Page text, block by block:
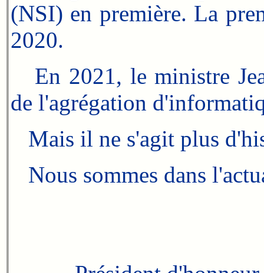
(NSI) en première. La
2020.
En 2021, le ministre
de l'agrégation
Mais il ne s'agit plus
Nous sommes dans